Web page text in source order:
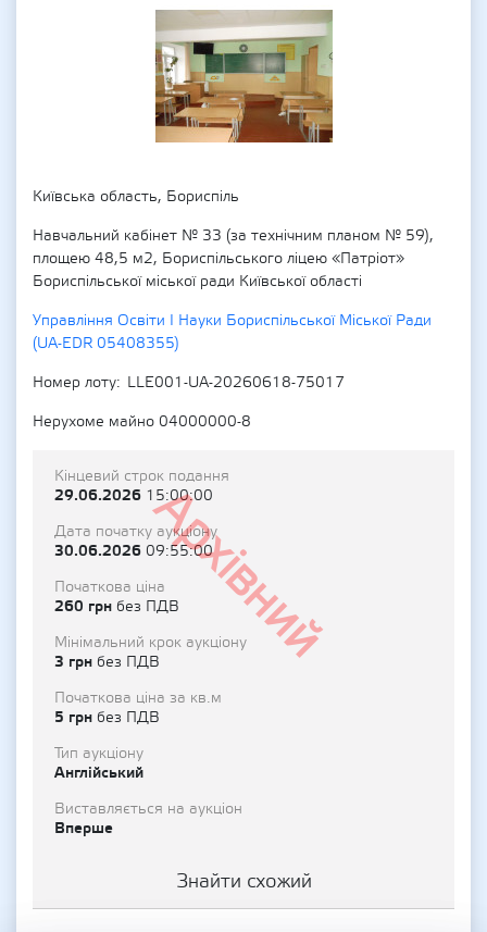
Київська область, Бориспіль
Навчальний кабінет № 33 (за технічним планом № 59),
площею 48,5 м2, Бориспільського ліцею «Патріот»
Бориспільської міської ради Київської області
Управління Освіти І Науки Бориспільської Міської Ради
(UA-EDR 05408355)
Номер лоту
LLE001-UA-20260618-75017
Нерухоме майно 04000000-8
Архівний
Кінцевий строк подання
29.06.2026 15:00:00
Дата початку аукціону
30.06.2026 09:55:00
Початкова ціна
260 грн без ПДВ
Мінімальний крок аукціону
3 грн без ПДВ
Початкова ціна за кв.м
5 грн без ПДВ
Тип аукціону
Англійський
Виставляється на аукціон
Вперше
Знайти схожий